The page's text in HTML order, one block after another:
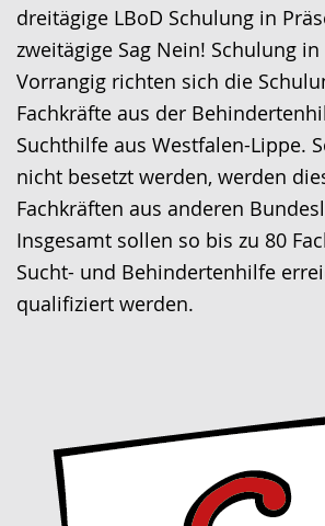
dreitägige LBoD Schulung in
zweitägige Sag Nein! Schulung in
Vorrangig richten sich die
Fachkräfte aus der
Suchthilfe aus Westfalen-Lippe.
nicht besetzt werden, werden
Fachkräften aus anderen
Insgesamt sollen so bis zu 80
Sucht- und Behindertenhilfe
qualifiziert werden.